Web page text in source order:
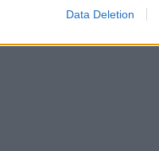
Data Deletion